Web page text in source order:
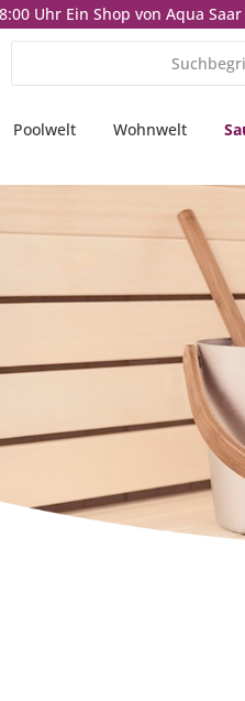
Uhr Ein Shop von Aqua
Poolwelt Wohnwelt